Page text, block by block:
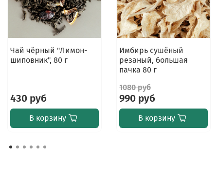
Чай чёрный "Лимон-
шиповник", 80 г
430 руб
В корзину
Имбирь сушёный
резаный, большая
пачка 80 г
1080 руб
990 руб
В корзину